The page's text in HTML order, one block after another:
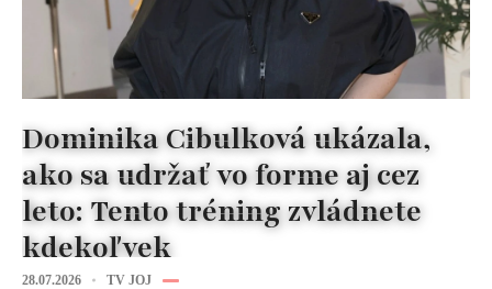
Dominika Cibulková ukázala,
ako sa udržať vo forme aj cez
leto: Tento tréning zvládnete
kdekoľvek
28.07.2026 TV JOJ